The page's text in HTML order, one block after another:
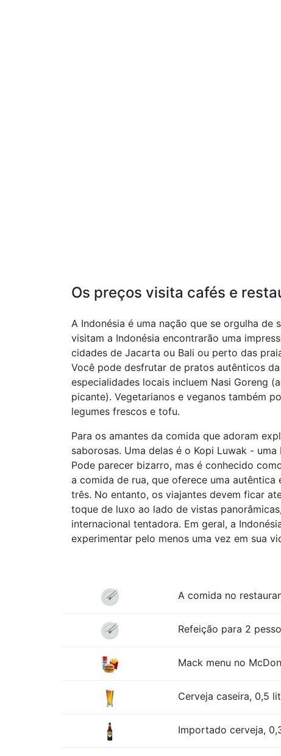
Os preços visita cafés e
A Indonésia é uma nação que se orgulha
visitam a Indonésia encontrarão uma
cidades de Jacarta ou Bali ou perto das
Você pode desfrutar de pratos autênticos
especialidades locais incluem Nasi Goreng
picante). Vegetarianos e veganos também
legumes frescos e tofu.
Para os amantes da comida que adoram
saborosas. Uma delas é o Kopi Luwak -
Pode parecer bizarro, mas é conhecido
a comida de rua, que oferece uma
três. No entanto, os viajantes devem ficar
toque de luxo ao lado de vistas
internacional tentadora. Em geral, a
experimentar pelo menos uma vez em sua
A comida no
Refeição para 2
Mack menu no
Cerveja caseira, 0,5
Importado cerveja,